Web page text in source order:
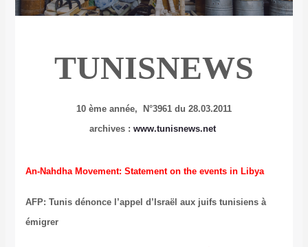
10 ème année, N°3961 du 28.03.2011
archives :www.tunisnews.net
An-Nahdha Movement:Statement on the events in
AFP: Tunis dénonce l’appel d’Israël aux juifs